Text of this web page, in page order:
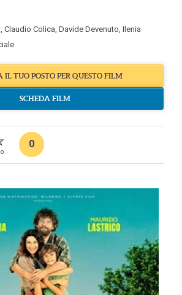
, Claudio Colica, Davide Devenuto, Ilenia
IL TUO POSTO PER QUESTO FILM
SCHEDA FILM
0